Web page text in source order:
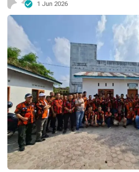
1 Jun 2026